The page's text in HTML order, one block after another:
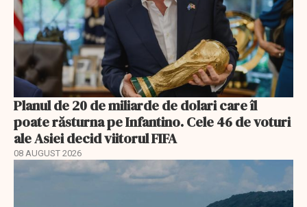
Planul de 20 de miliarde de dolari care îl
poate răsturna pe Infantino. Cele 46 de voturi
ale Asiei decid viitorul FIFA
08 AUGUST 2026